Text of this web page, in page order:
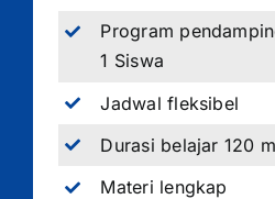
Program
1 Siswa
Jadwal fleksibel
Durasi belajar 120
Materi lengkap